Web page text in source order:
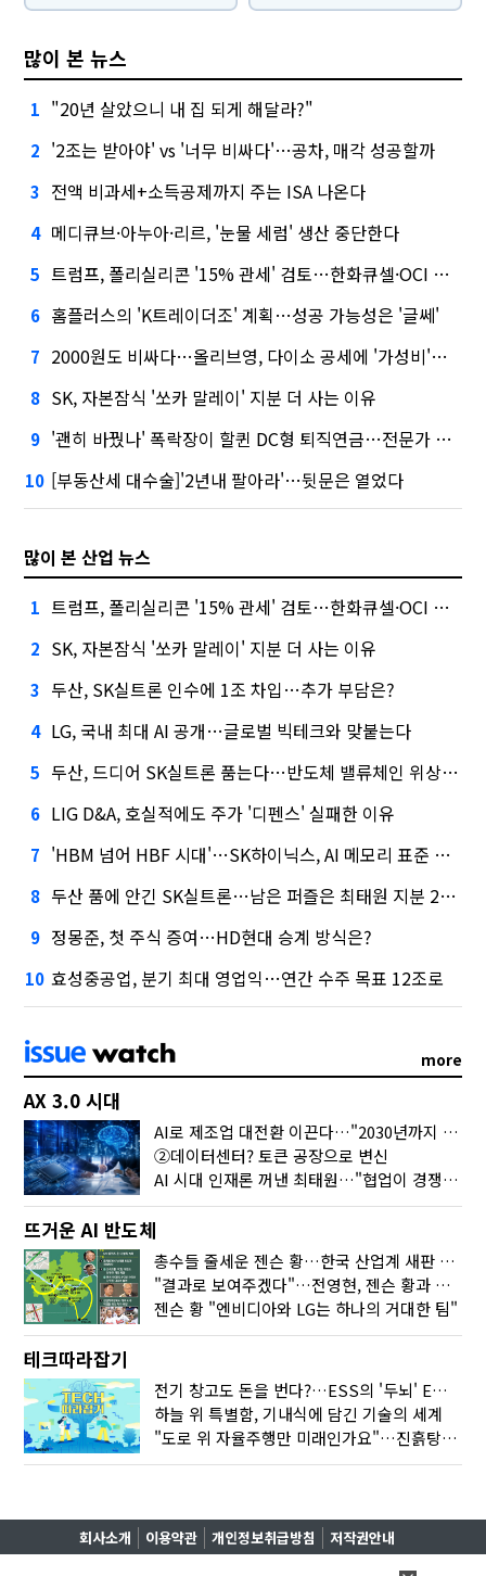
많이 본 뉴스
1 "20년 살았으니 내 집 되게 해달라?"
2 '2조는 받아야' vs '너무 비싸다'…공차, 매각 성공할까
3 전액 비과세+소득공제까지 주는 ISA 나온다
4 메디큐브·아누아·리르, '눈물 세럼' 생산 중단한다
5 트럼프, 폴리실리콘 '15% 관세' 검토…한화큐셀·OCI 영향은?
6 홈플러스의 'K트레이더조' 계획…성공 가능성은 '글쎄'
7 2000원도 비싸다…올리브영, 다이소 공세에 '가성비'로 맞불
8 SK, 자본잠식 '쏘카 말레이' 지분 더 사는 이유
9 '괜히 바꿨나' 폭락장이 할퀸 DC형 퇴직연금…전문가 조언은
10 [부동산세 대수술]'2년내 팔아라'…뒷문은 열었다
많이 본 산업 뉴스
1 트럼프, 폴리실리콘 '15% 관세' 검토…한화큐셀·OCI 영향은?
2 SK, 자본잠식 '쏘카 말레이' 지분 더 사는 이유
3 두산, SK실트론 인수에 1조 차입…추가 부담은?
4 LG, 국내 최대 AI 공개…글로벌 빅테크와 맞붙는다
5 두산, 드디어 SK실트론 품는다…반도체 밸류체인 위상 강화
6 LIG D&A, 호실적에도 주가 '디펜스' 실패한 이유
7 'HBM 넘어 HBF 시대'…SK하이닉스, AI 메모리 표준 선점 나섰다
8 두산 품에 안긴 SK실트론…남은 퍼즐은 최태원 지분 29.4%
9 정몽준, 첫 주식 증여…HD현대 승계 방식은?
10 효성중공업, 분기 최대 영업익…연간 수주 목표 12조로
more
AX 3.0 시대
AI로 제조업 대전환 이끈다…"2030년까지 민관합동 20조 투자"
②데이터센터? 토큰 공장으로 변신
AI 시대 인재론 꺼낸 최태원…"협업이 경쟁력"
뜨거운 AI 반도체
총수들 줄세운 젠슨 황…한국 산업계 새판 짰다
"결과로 보여주겠다"…전영현, 젠슨 황과 HBM5 논의
젠슨 황 "엔비디아와 LG는 하나의 거대한 팀"
테크따라잡기
전기 창고도 돈을 번다?…ESS의 '두뇌' EMO가 뭐길래
하늘 위 특별함, 기내식에 담긴 기술의 세계
"도로 위 자율주행만 미래인가요"…진흙탕서 길 내는 HD현대 AI 기술
회사소개 이용약관 개인정보취급방침 저작권안내